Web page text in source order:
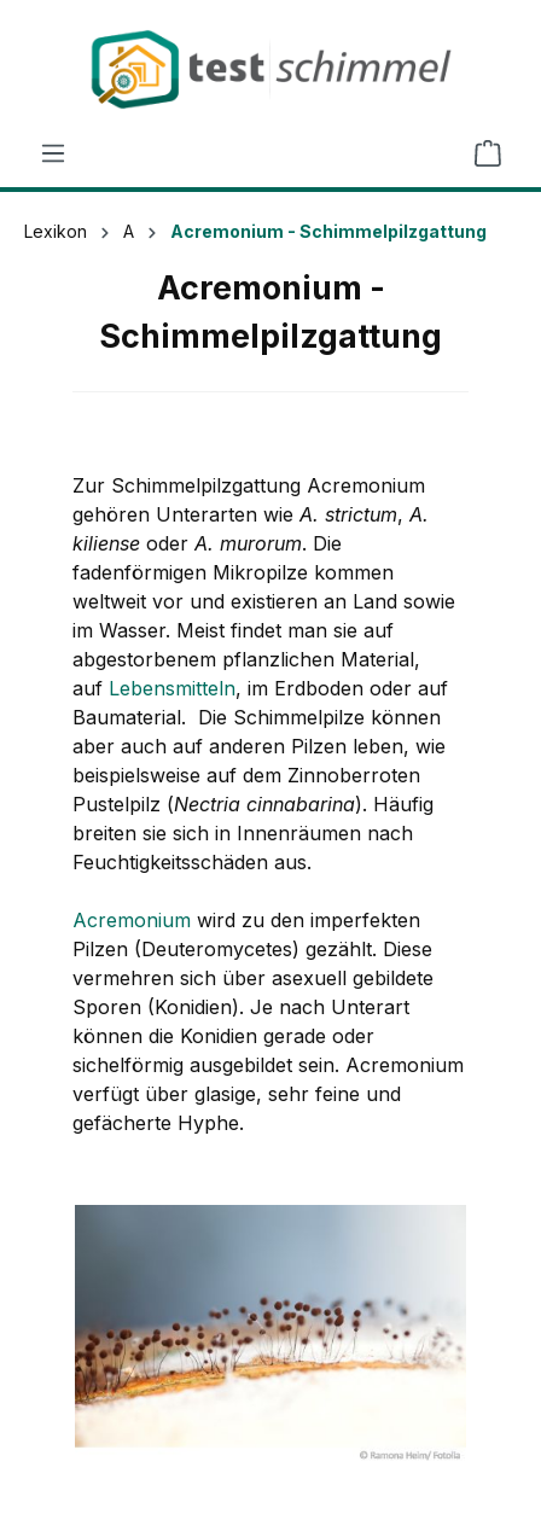
springen
Lexikon A Acremonium - Schimmelpilzgattung
Acremonium -
Schimmelpilzgattung
Zur Schimmelpilzgattung Acremonium
gehören Unterarten wie A. strictum, A.
kiliense oder A. murorum. Die
fadenförmigen Mikropilze kommen
weltweit vor und existieren an Land sowie
im Wasser. Meist findet man sie auf
abgestorbenem pflanzlichen Material,
auf Lebensmitteln, im Erdboden oder auf
Baumaterial. Die Schimmelpilze können
aber auch auf anderen Pilzen leben, wie
beispielsweise auf dem Zinnoberroten
Pustelpilz (Nectria cinnabarina). Häufig
breiten sie sich in Innenräumen nach
Feuchtigkeitsschäden aus.
Acremonium wird zu den imperfekten
Pilzen (Deuteromycetes) gezählt. Diese
vermehren sich über asexuell gebildete
Sporen (Konidien). Je nach Unterart
können die Konidien gerade oder
sichelförmig ausgebildet sein. Acremonium
verfügt über glasige, sehr feine und
gefächerte Hyphe.